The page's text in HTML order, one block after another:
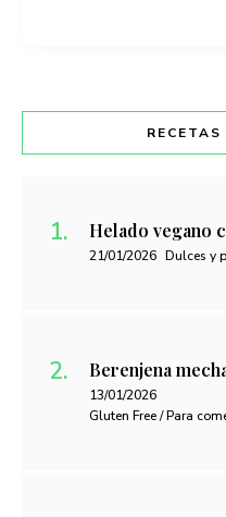
Helado vegano
21/01/2026 Dulces y
Berenjena
13/01/2026
Gluten Free / Para